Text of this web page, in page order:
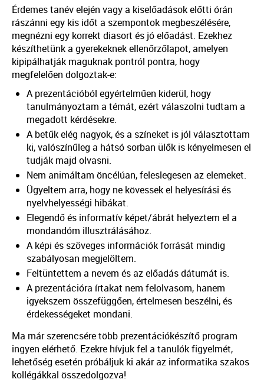
Érdemes tanév elején vagy a kiselőadások előtti órán
rászánni egy kis időt a szempontok megbeszélésére,
megnézni egy korrekt diasort és jó előadást. Ezekhez
készíthetünk a gyerekeknek ellenőrzőlapot, amelyen
kipipálhatják maguknak pontról pontra, hogy
megfelelően dolgoztak-e:
A prezentációból egyértelműen kiderül, hogy
tanulmányoztam a témát, ezért válaszolni tudtam a
megadott kérdésekre.
A betűk elég nagyok, és a színeket is jól választottam
ki, valószínűleg a hátsó sorban ülők is kényelmesen el
tudják majd olvasni.
Nem animáltam öncélúan, feleslegesen az elemeket.
Ügyeltem arra, hogy ne kövessek el helyesírási és
nyelvhelyességi hibákat.
Elegendő és informatív képet/ábrát helyeztem el a
mondandóm illusztrálásához.
A képi és szöveges információk forrását mindig
szabályosan megjelöltem.
Feltüntettem a nevem és az előadás dátumát is.
A prezentációra írtakat nem felolvasom, hanem
igyekszem összefüggően, értelmesen beszélni, és
érdekességeket mondani.
Ma már szerencsére több prezentációkészítő program
ingyen elérhető. Ezekre hívjuk fel a tanulók figyelmét,
lehetőség esetén próbáljuk ki akár az informatika szakos
kollégákkal összedolgozva!